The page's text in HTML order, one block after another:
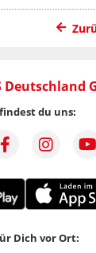
Deutschland
du uns:
Dich vor Ort: